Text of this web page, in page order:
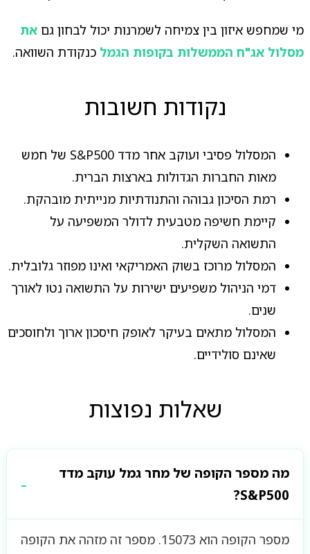
מי שמחפש איזון בין צמיחה לשמרנות יכול לבחון גם את
מסלול אג"ח הממשלות בקופות הגמל כנקודת השוואה.
נקודות חשובות
המסלול פסיבי ועוקב אחר מדד S&P500 של חמש
מאות החברות הגדולות בארצות הברית.
רמת הסיכון גבוהה והתנודתיות מנייתית מובהקת.
קיימת חשיפה מטבעית לדולר המשפיעה על
התשואה השקלית.
המסלול מרוכז בשוק האמריקאי ואינו מפוזר גלובלית.
דמי הניהול משפיעים ישירות על התשואה נטו לאורך
שנים.
המסלול מתאים בעיקר לאופק חיסכון ארוך ולחוסכים
שאינם סולידיים.
שאלות נפוצות
מה מספר הקופה של מחר גמל עוקב מדד
S&P500?
מספר הקופה הוא 15073. מספר זה מזהה את הקופה